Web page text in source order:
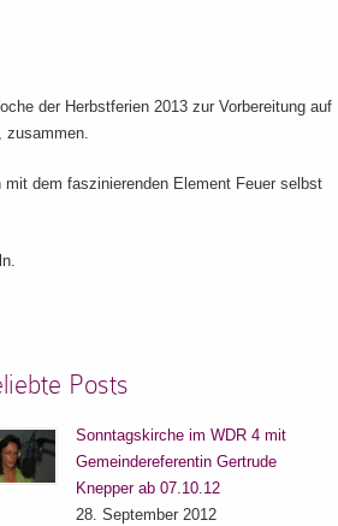
der Herbstferien 2013 zur Vorbereitung auf
dem faszinierenden Element Feuer selbst
Posts
Sonntagskirche im WDR 4 mit
Gemeindereferentin Gertrude
Knepper ab 07.10.12
28. September 2012